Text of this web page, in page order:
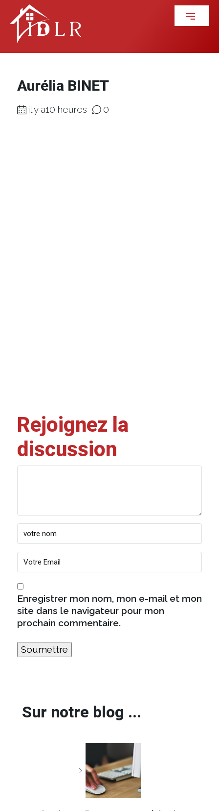
Aurélia BINET
il y a10 heures 0
Rejoignez la
discussion
Enregistrer mon nom, mon e-mail et mon
site dans le navigateur pour mon
prochain commentaire.
Sur notre blog ...